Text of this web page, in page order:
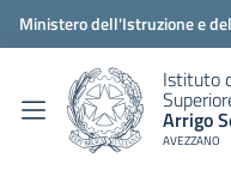
Ministero dell'Istruzione e
Istituto
Arrigo
AVEZZANO